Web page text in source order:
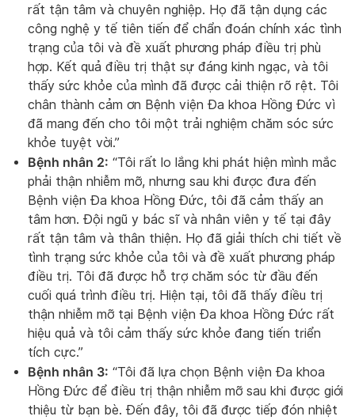
rất tận tâm và chuyên nghiệp. Họ đã tận dụng các
công nghệ y tế tiên tiến để chẩn đoán chính xác tình
trạng của tôi và đề xuất phương pháp điều trị phù
hợp. Kết quả điều trị thật sự đáng kinh ngạc, và tôi
thấy sức khỏe của mình đã được cải thiện rõ rệt. Tôi
chân thành cảm ơn Bệnh viện Đa khoa Hồng Đức vì
đã mang đến cho tôi một trải nghiệm chăm sóc sức
khỏe tuyệt vời.”
Bệnh nhân 2: “Tôi rất lo lắng khi phát hiện mình mắc
phải thận nhiễm mỡ, nhưng sau khi được đưa đến
Bệnh viện Đa khoa Hồng Đức, tôi đã cảm thấy an
tâm hơn. Đội ngũ y bác sĩ và nhân viên y tế tại đây
rất tận tâm và thân thiện. Họ đã giải thích chi tiết về
tình trạng sức khỏe của tôi và đề xuất phương pháp
điều trị. Tôi đã được hỗ trợ chăm sóc từ đầu đến
cuối quá trình điều trị. Hiện tại, tôi đã thấy điều trị
thận nhiễm mỡ tại Bệnh viện Đa khoa Hồng Đức rất
hiệu quả và tôi cảm thấy sức khỏe đang tiến triển
tích cực.”
Bệnh nhân 3: “Tôi đã lựa chọn Bệnh viện Đa khoa
Hồng Đức để điều trị thận nhiễm mỡ sau khi được giới
thiệu từ bạn bè. Đến đây, tôi đã được tiếp đón nhiệt